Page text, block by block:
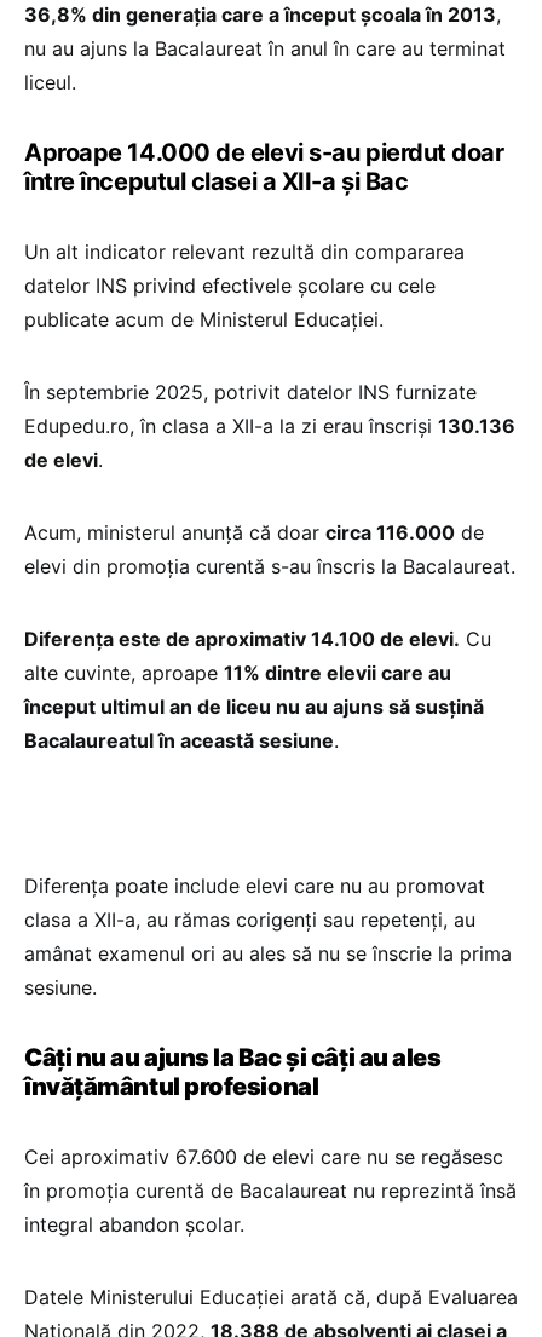
36,8% din generația care a început școala în 2013,
nu au ajuns la Bacalaureat în anul în care au terminat
liceul.
Aproape 14.000 de elevi s-au pierdut doar
între începutul clasei a XII-a și Bac
Un alt indicator relevant rezultă din compararea
datelor INS privind efectivele școlare cu cele
publicate acum de Ministerul Educației.
În septembrie 2025, potrivit datelor INS furnizate
Edupedu.ro, în clasa a XII-a la zi erau înscriși 130.136
de elevi.
Acum, ministerul anunță că doar circa 116.000 de
elevi din promoția curentă s-au înscris la Bacalaureat.
Diferența este de aproximativ 14.100 de elevi. Cu
alte cuvinte, aproape 11% dintre elevii care au
început ultimul an de liceu nu au ajuns să susțină
Bacalaureatul în această sesiune.
Diferența poate include elevi care nu au promovat
clasa a XII-a, au rămas corigenți sau repetenți, au
amânat examenul ori au ales să nu se înscrie la prima
sesiune.
Câți nu au ajuns la Bac și câți au ales
învățământul profesional
Cei aproximativ 67.600 de elevi care nu se regăsesc
în promoția curentă de Bacalaureat nu reprezintă însă
integral abandon școlar.
Datele Ministerului Educației arată că, după Evaluarea
Națională din 2022, 18.388 de absolvenți ai clasei a